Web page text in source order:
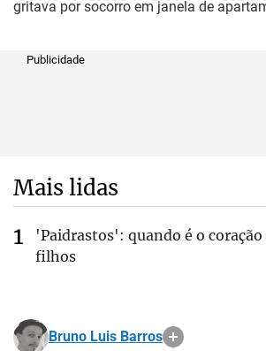
gritava por socorro em janela de
Publicidade
Mais lidas
'Paidrastos': quando é o
filhos
Bruno Luis Barros